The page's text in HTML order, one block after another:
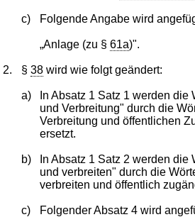
c) Folgende Angabe wird
„Anlage (zu § 61a)".
2. §38 wird wie folgt geändert:
a)
In Absatz 1 Satz 1 werden die
und Verbreitung" durch die
Verbreitung und öffentlichen
ersetzt.
b)
In Absatz 1 Satz 2 werden die
und verbreiten" durch die
verbreiten und öffentlich
c) Folgender Absatz 4 wird